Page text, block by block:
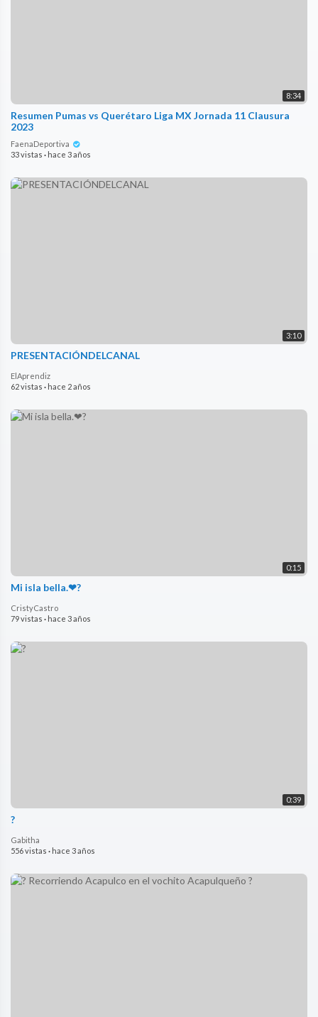
8:34
Resumen Pumas vs Querétaro Liga MX Jornada 11 Clausura
2023
FaenaDeportiva
33 vistas · hace 3 años
3:10
PRESENTACIÓNDELCANAL
ElAprendiz
62 vistas · hace 2 años
0:15
Mi isla bella.❤?
CristyCastro
79 vistas · hace 3 años
0:39
?
Gabitha
556 vistas · hace 3 años